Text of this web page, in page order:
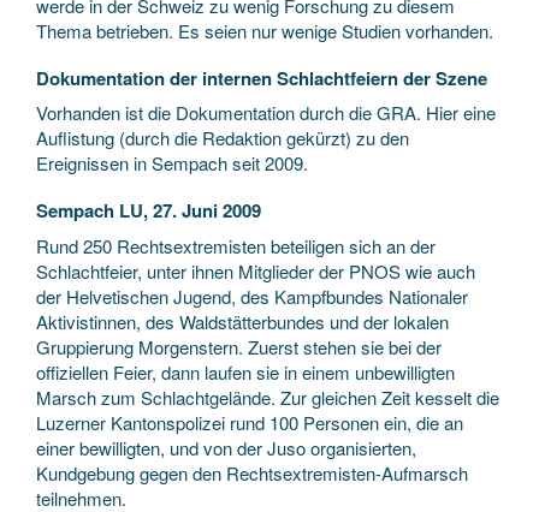
Thema betrieben. Es seien nur wenige Studien vorhanden.
Dokumentation der internen Schlachtfeiern der Szene
Vorhanden ist die Dokumentation durch die GRA. Hier eine
Auflistung (durch die Redaktion gekürzt) zu den
Ereignissen in Sempach seit 2009.
Sempach LU, 27. Juni 2009
Rund 250 Rechtsextremisten beteiligen sich an der
Schlachtfeier, unter ihnen Mitglieder der PNOS wie auch
der Helvetischen Jugend, des Kampfbundes Nationaler
Aktivistinnen, des Waldstätterbundes und der lokalen
Gruppierung Morgenstern. Zuerst stehen sie bei der
offiziellen Feier, dann laufen sie in einem unbewilligten
Marsch zum Schlachtgelände. Zur gleichen Zeit kesselt die
Luzerner Kantonspolizei rund 100 Personen ein, die an
einer bewilligten, und von der Juso organisierten,
Kundgebung gegen den Rechtsextremisten-Aufmarsch
teilnehmen.